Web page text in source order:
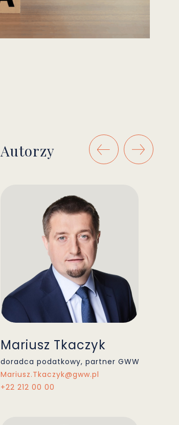
Autorzy
Mariusz Tkaczyk
doradca podatkowy, partner GWW
Mariusz.Tkaczyk@gww.pl
+22 212 00 00